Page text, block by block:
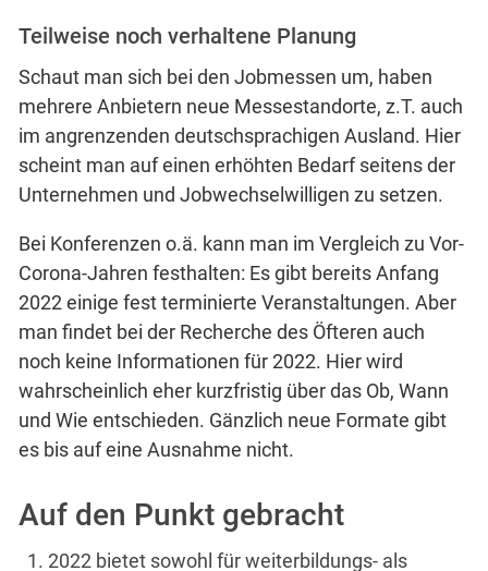
Teilweise noch verhaltene Planung
Schaut man sich bei den Jobmessen um, haben
mehrere Anbietern neue Messestandorte, z.T. auch
im angrenzenden deutschsprachigen Ausland. Hier
scheint man auf einen erhöhten Bedarf seitens der
Unternehmen und Jobwechselwilligen zu setzen.
Bei Konferenzen o.ä. kann man im Vergleich zu Vor-
Corona-Jahren festhalten: Es gibt bereits Anfang
2022 einige fest terminierte Veranstaltungen. Aber
man findet bei der Recherche des Öfteren auch
noch keine Informationen für 2022. Hier wird
wahrscheinlich eher kurzfristig über das Ob, Wann
und Wie entschieden. Gänzlich neue Formate gibt
es bis auf eine Ausnahme nicht.
Auf den Punkt gebracht
2022 bietet sowohl für weiterbildungs- als